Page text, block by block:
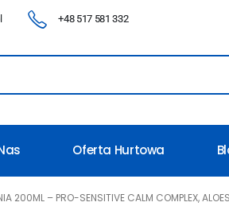
+48 517 581 332
Oferta Hurtowa
200ML – PRO-SENSITIVE CALM COMPLEX, ALOES